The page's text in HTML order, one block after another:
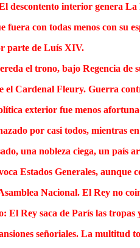
descontento interior genera
con todas menos con su
parte de Luís XIV.
el trono, bajo Regencia de
el Cardenal Fleury. Guerra
exterior fue menos
por casi todos, mientras
una nobleza ciega, un país
Estados Generales, aunque
Nacional. El Rey no
Rey saca de París las tropas
señoriales. La multitud